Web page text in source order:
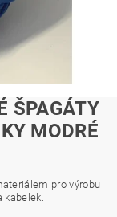
ŠPAGÁTY
MODRÉ
pro výrobu